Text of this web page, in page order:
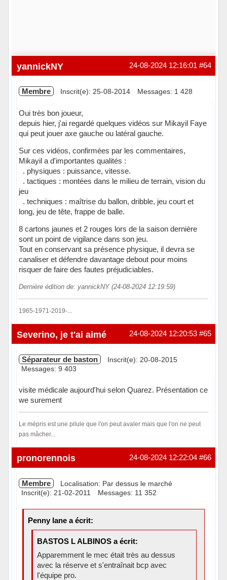
#64
24-08-2024 12:16:01
yannickNY
Membre Inscrit(e): 25-08-2014 Messages: 1 428
Oui très bon joueur,
depuis hier, j'ai regardé quelques vidéos sur Mikayil Faye
qui peut jouer axe gauche ou latéral gauche.
Sur ces vidéos, confirmées par les commentaires,
Mikayil a d'importantes qualités :
. physiques : puissance, vitesse.
. tactiques : montées dans le milieu de terrain, vision du
jeu
. techniques : maîtrise du ballon, dribble, jeu court et
long, jeu de tête, frappe de balle.
8 cartons jaunes et 2 rouges lors de la saison dernière
sont un point de vigilance dans son jeu.
Tout en conservant sa présence physique, il devra se
canaliser et défendre davantage debout pour moins
risquer de faire des fautes préjudiciables.
Dernière édition de: yannickNY (24-08-2024 12:19:59)
1965-1971-2019-...
Hors ligne #65
24-08-2024 12:20:53
Severino, je t'ai aimé
Séparateur de baston
Inscrit(e): 20-08-2015
Messages: 9 403
visite médicale aujourd'hui selon Quarez. Présentation ce
we surement
Le mépris est une pilule que l'on peut avaler mais que l'on ne peut
pas mâcher...
Hors ligne #66
24-08-2024 12:22:04
pronorennois
Membre
Localisation: Par dessus le marché
Inscrit(e): 21-02-2011
Messages: 11 352
Penny lane a écrit:
BASTOS L ALBINOS a écrit:
Apparemment le mec était très au dessus
avec la réserve et s'entraînait bcp avec
l'équipe pro.